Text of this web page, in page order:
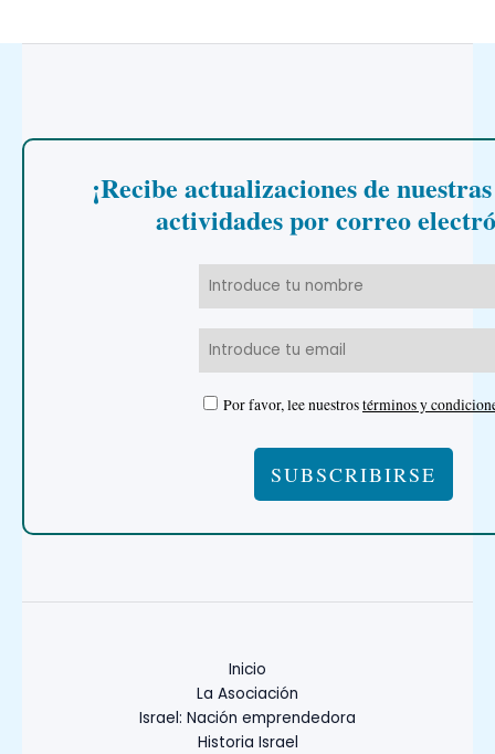
¡Recibe actualizaciones de
actividades por correo
Por favor, lee nuestrostérminos y
Inicio
La Asociación
Israel: Nación emprendedora
Historia Israel